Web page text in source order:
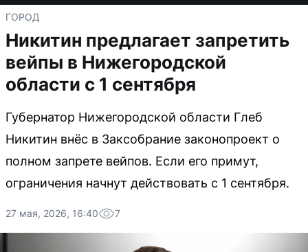
ГОРОД
Никитин предлагает запретить
вейпы в Нижегородской
области с 1 сентября
Губернатор Нижегородской области Глеб
Никитин внёс в Заксобрание законопроект о
полном запрете вейпов. Если его примут,
ограничения начнут действовать с 1 сентября.
27 мая, 2026, 16:40 7